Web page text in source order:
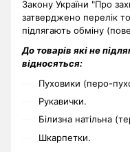
Закону України "Про
затверджено перелік
підлягають обміну
До товарів які не
відносяться:
Пуховики (перо-
Рукавички.
Білизна натільна
Шкарпетки.